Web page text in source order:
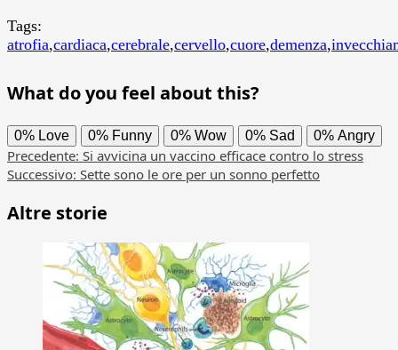
Tags:
atrofia,cardiaca,cerebrale,cervello,cuore,demenza,
What do you feel about this?
0% Love 0% Funny 0% Wow 0% Sad 0% Angry
Navigazione
articolo
Precedente: Si avvicina un vaccino efficace contro lo stress
Successivo: Sette sono le ore per un sonno perfetto
Altre storie